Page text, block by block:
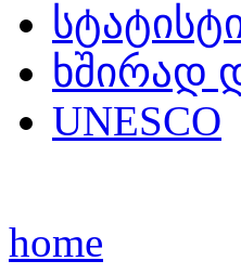
ხშირად
UNESCO
home